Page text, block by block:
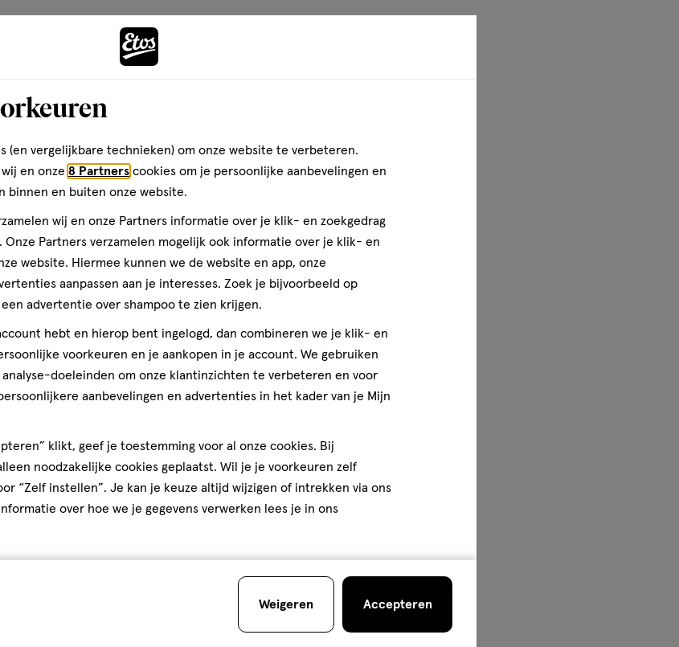
(en vergelijkbare technieken) om onze website te verbeteren.
en onze 8 Partners cookies om je persoonlijke aanbevelingen en
binnen en buiten onze website.
wij en onze Partners informatie over je klik- en zoekgedrag
Onze Partners verzamelen mogelijk ook informatie over je klik- en
website. Hiermee kunnen we de website en app, onze
aanpassen aan je interesses. Zoek je bijvoorbeeld op
advertentie over shampoo te zien krijgen.
hebt en hierop bent ingelogd, dan combineren we je klik- en
voorkeuren en je aankopen in je account. We gebruiken
doeleinden om onze klantinzichten te verbeteren en voor
aanbevelingen en advertenties in het kader van je Mijn
klikt, geef je toestemming voor al onze cookies. Bij
noodzakelijke cookies geplaatst. Wil je je voorkeuren zelf
“Zelf instellen”. Je kan je keuze altijd wijzigen of intrekken via ons
over hoe we je gegevens verwerken lees je in ons
Weigeren Accepteren